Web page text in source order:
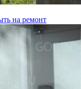
на ремонт